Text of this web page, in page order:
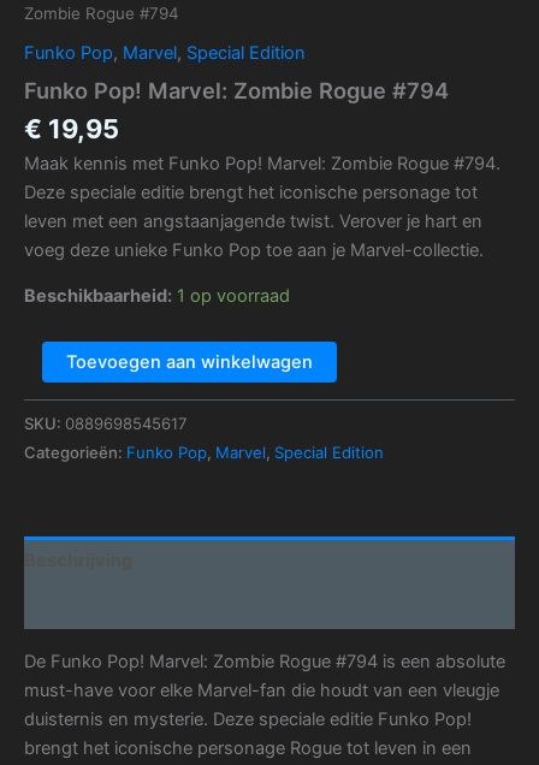
Zombie Rogue #794
Funko Pop, Marvel, Special Edition
Funko Pop! Marvel: Zombie Rogue #794
€ 19,95
Maak kennis met Funko Pop! Marvel: Zombie Rogue #794.
Deze speciale editie brengt het iconische personage tot
leven met een angstaanjagende twist. Verover je hart en
voeg deze unieke Funko Pop toe aan je Marvel-collectie.
Beschikbaarheid: 1 op voorraad
Toevoegen aan winkelwagen
SKU: 0889698545617
Categorieën: Funko Pop Marvel Special Edition
De Funko Pop! Marvel: Zombie Rogue #794 is een absolute
must-have voor elke Marvel-fan die houdt van een vleugje
duisternis en mysterie. Deze speciale editie Funko Pop!
brengt het iconische personage Rogue tot leven in een